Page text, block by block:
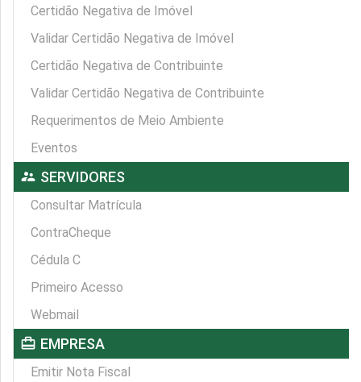
Certidão Negativa de Imóvel
Validar Certidão Negativa de Imóvel
Certidão Negativa de Contribuinte
Validar Certidão Negativa de Contribuinte
Requerimentos de Meio Ambiente
Eventos
supervisor_account SERVIDORES
Consultar Matrícula
ContraCheque
Cédula C
Primeiro Acesso
Webmail
card_travel EMPRESA
Emitir Nota Fiscal